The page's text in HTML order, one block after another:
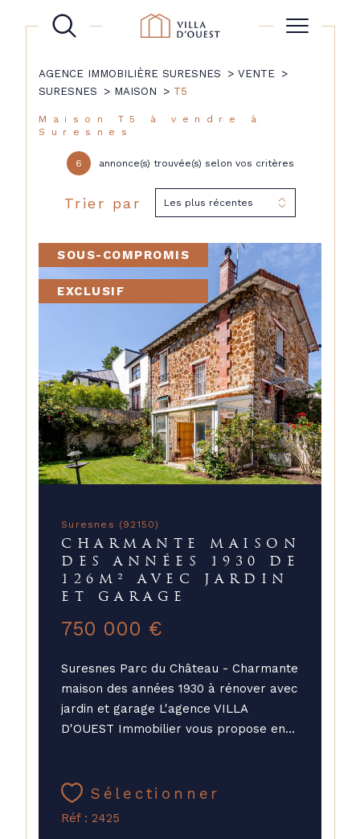
AGENCE IMMOBILIÈRE SURESNES
VENTE
SURESNES
MAISON T5
Maison T5 à vendre à
Suresnes
6 annonce(s) trouvée(s) selon vos critères
Trier par Les plus récentes
Suresnes (92150)
CHARMANTE MAISON
DES ANNÉES 1930 DE
126M² AVEC JARDIN
ET GARAGE
750 000 €
Suresnes Parc du Château - Charmante
maison des années 1930 à rénover avec
jardin et garage L'agence VILLA
D'OUEST Immobilier vous propose en...
Sélectionner
Réf : 2425
SOUS-COMPROMIS
EXCLUSIF